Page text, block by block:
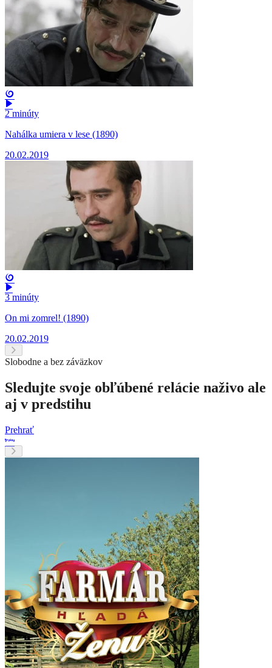
2 minúty
Nahálka umiera v lese (1890)
20.02.2019
3 minúty
On mi zomrel! (1890)
20.02.2019
Slobodne a bez záväzkov
Sledujte svoje obľúbené relácie naživo ale
aj v predstihu
Prehrať